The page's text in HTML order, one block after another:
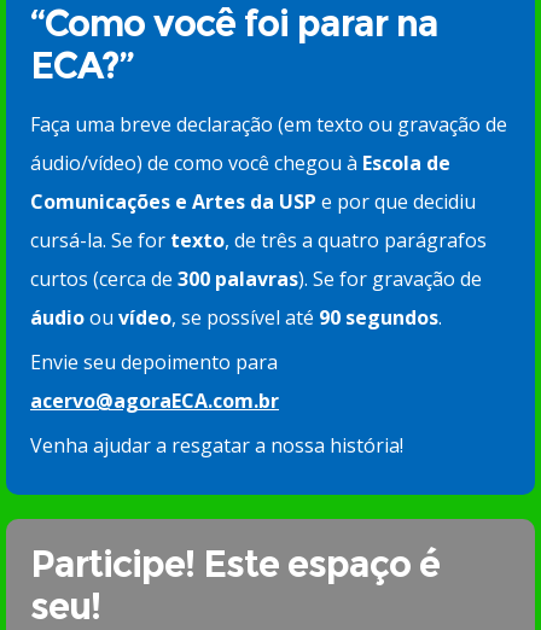
“Como você foi parar na
ECA?”
Faça uma breve declaração (em texto ou gravação de
áudio/vídeo) de como você chegou à Escola de
Comunicações e Artes da USP e por que decidiu
cursá-la. Se for texto, de três a quatro parágrafos
curtos (cerca de 300 palavras). Se for gravação de
áudioou vídeo, se possível até 90 segundos.
Envie seu depoimento para
acervo@agoraECA.com.br
Venha ajudar a resgatar a nossa história!
Participe! Este espaço é
seu!